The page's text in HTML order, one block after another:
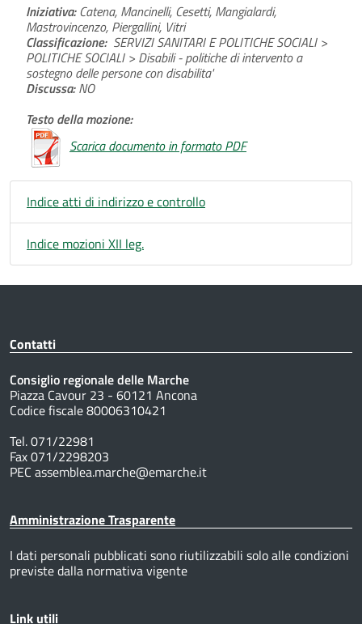
Iniziativa:Catena, Mancinelli, Cesetti, Mangialardi,
Mastrovincenzo, Piergallini, Vitri
Classificazione: SERVIZI SANITARI E POLITICHE SOCIALI >
POLITICHE SOCIALI > Disabili - politiche di intervento a
sostegno delle persone con disabilita'
Discussa:NO
Testo della mozione:
Scarica documento in formato PDF
Indice atti di indirizzo e controllo
Indice mozioni XII leg.
Contatti
Consiglio regionale delle Marche
Piazza Cavour 23 - 60121 Ancona
Codice fiscale 80006310421
Tel. 071/22981
Fax 071/2298203
PEC assemblea.marche@emarche.it
Amministrazione Trasparente
I dati personali pubblicati sono riutilizzabili solo alle condizioni
previste dalla normativa vigente
Link utili